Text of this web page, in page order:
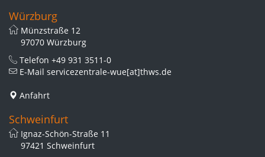
Würzburg
Münzstraße 12
97070 Würzburg
Telefon +49 931 3511-0
E-Mail servicezentrale-wue[at]thws.de
Anfahrt
Schweinfurt
Ignaz-Schön-Straße 11
97421 Schweinfurt